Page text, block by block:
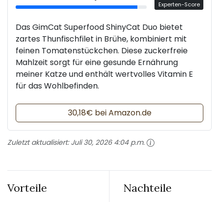
Experten-Score
Das GimCat Superfood ShinyCat Duo bietet
zartes Thunfischfilet in Brühe, kombiniert mit
feinen Tomatenstückchen. Diese zuckerfreie
Mahlzeit sorgt für eine gesunde Ernährung
meiner Katze und enthält wertvolles Vitamin E
für das Wohlbefinden.
30,18€ bei Amazon.de
Zuletzt aktualisiert: Juli 30, 2026 4:04 p.m.
Vorteile Nachteile